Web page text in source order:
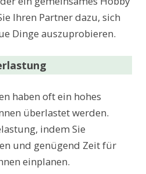
Ihren Partner dazu, sich
Dinge auszuprobieren.
haben oft ein hohes
überlastet werden.
indem Sie
und genügend Zeit für
einplanen.